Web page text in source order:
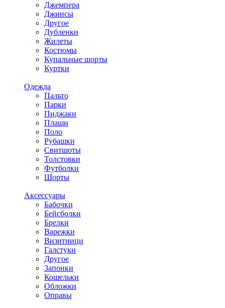
Джемпера
Джинсы
Другое
Дубленки
Жилеты
Костюмы
Купальные шорты
Куртки
Одежда
Пальто
Парки
Пиджаки
Плащи
Поло
Рубашки
Свитшоты
Толстовки
Футболки
Шорты
Аксессуары
Бабочки
Бейсболки
Брелки
Варежки
Визитници
Галстуки
Другое
Запонки
Кошельки
Обложки
Оправы